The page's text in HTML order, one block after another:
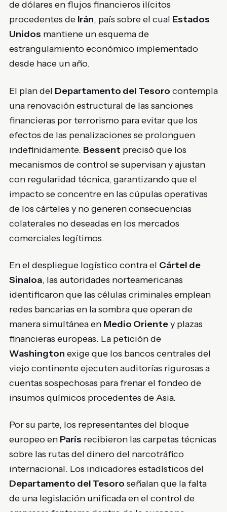
de dólares en flujos financieros ilícitos
procedentes de Irán, país sobre el cual Estados
Unidos mantiene un esquema de
estrangulamiento económico implementado
desde hace un año.
El plan del Departamento del Tesoro contempla
una renovación estructural de las sanciones
financieras por terrorismo para evitar que los
efectos de las penalizaciones se prolonguen
indefinidamente. Bessent precisó que los
mecanismos de control se supervisan y ajustan
con regularidad técnica, garantizando que el
impacto se concentre en las cúpulas operativas
de los cárteles y no generen consecuencias
colaterales no deseadas en los mercados
comerciales legítimos.
En el despliegue logístico contra el Cártel de
Sinaloa, las autoridades norteamericanas
identificaron que las células criminales emplean
redes bancarias en la sombra que operan de
manera simultánea en Medio Orientey plazas
financieras europeas. La petición de
Washington exige que los bancos centrales del
viejo continente ejecuten auditorías rigurosas a
cuentas sospechosas para frenar el fondeo de
insumos químicos procedentes de Asia.
Por su parte, los representantes del bloque
europeo en París recibieron las carpetas técnicas
sobre las rutas del dinero del narcotráfico
internacional. Los indicadores estadísticos del
Departamento del Tesoro señalan que la falta
de una legislación unificada en el control de